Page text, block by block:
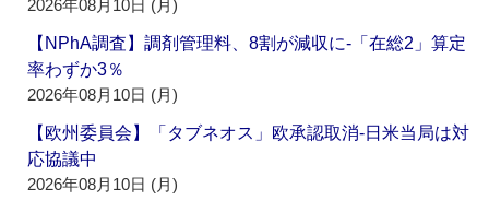
2026年08月10日 (月)
【NPhA調査】調剤管理料、8割が減収に‐「在総2」算定
率わずか3％
2026年08月10日 (月)
【欧州委員会】「タブネオス」欧承認取消‐日米当局は対
応協議中
2026年08月10日 (月)